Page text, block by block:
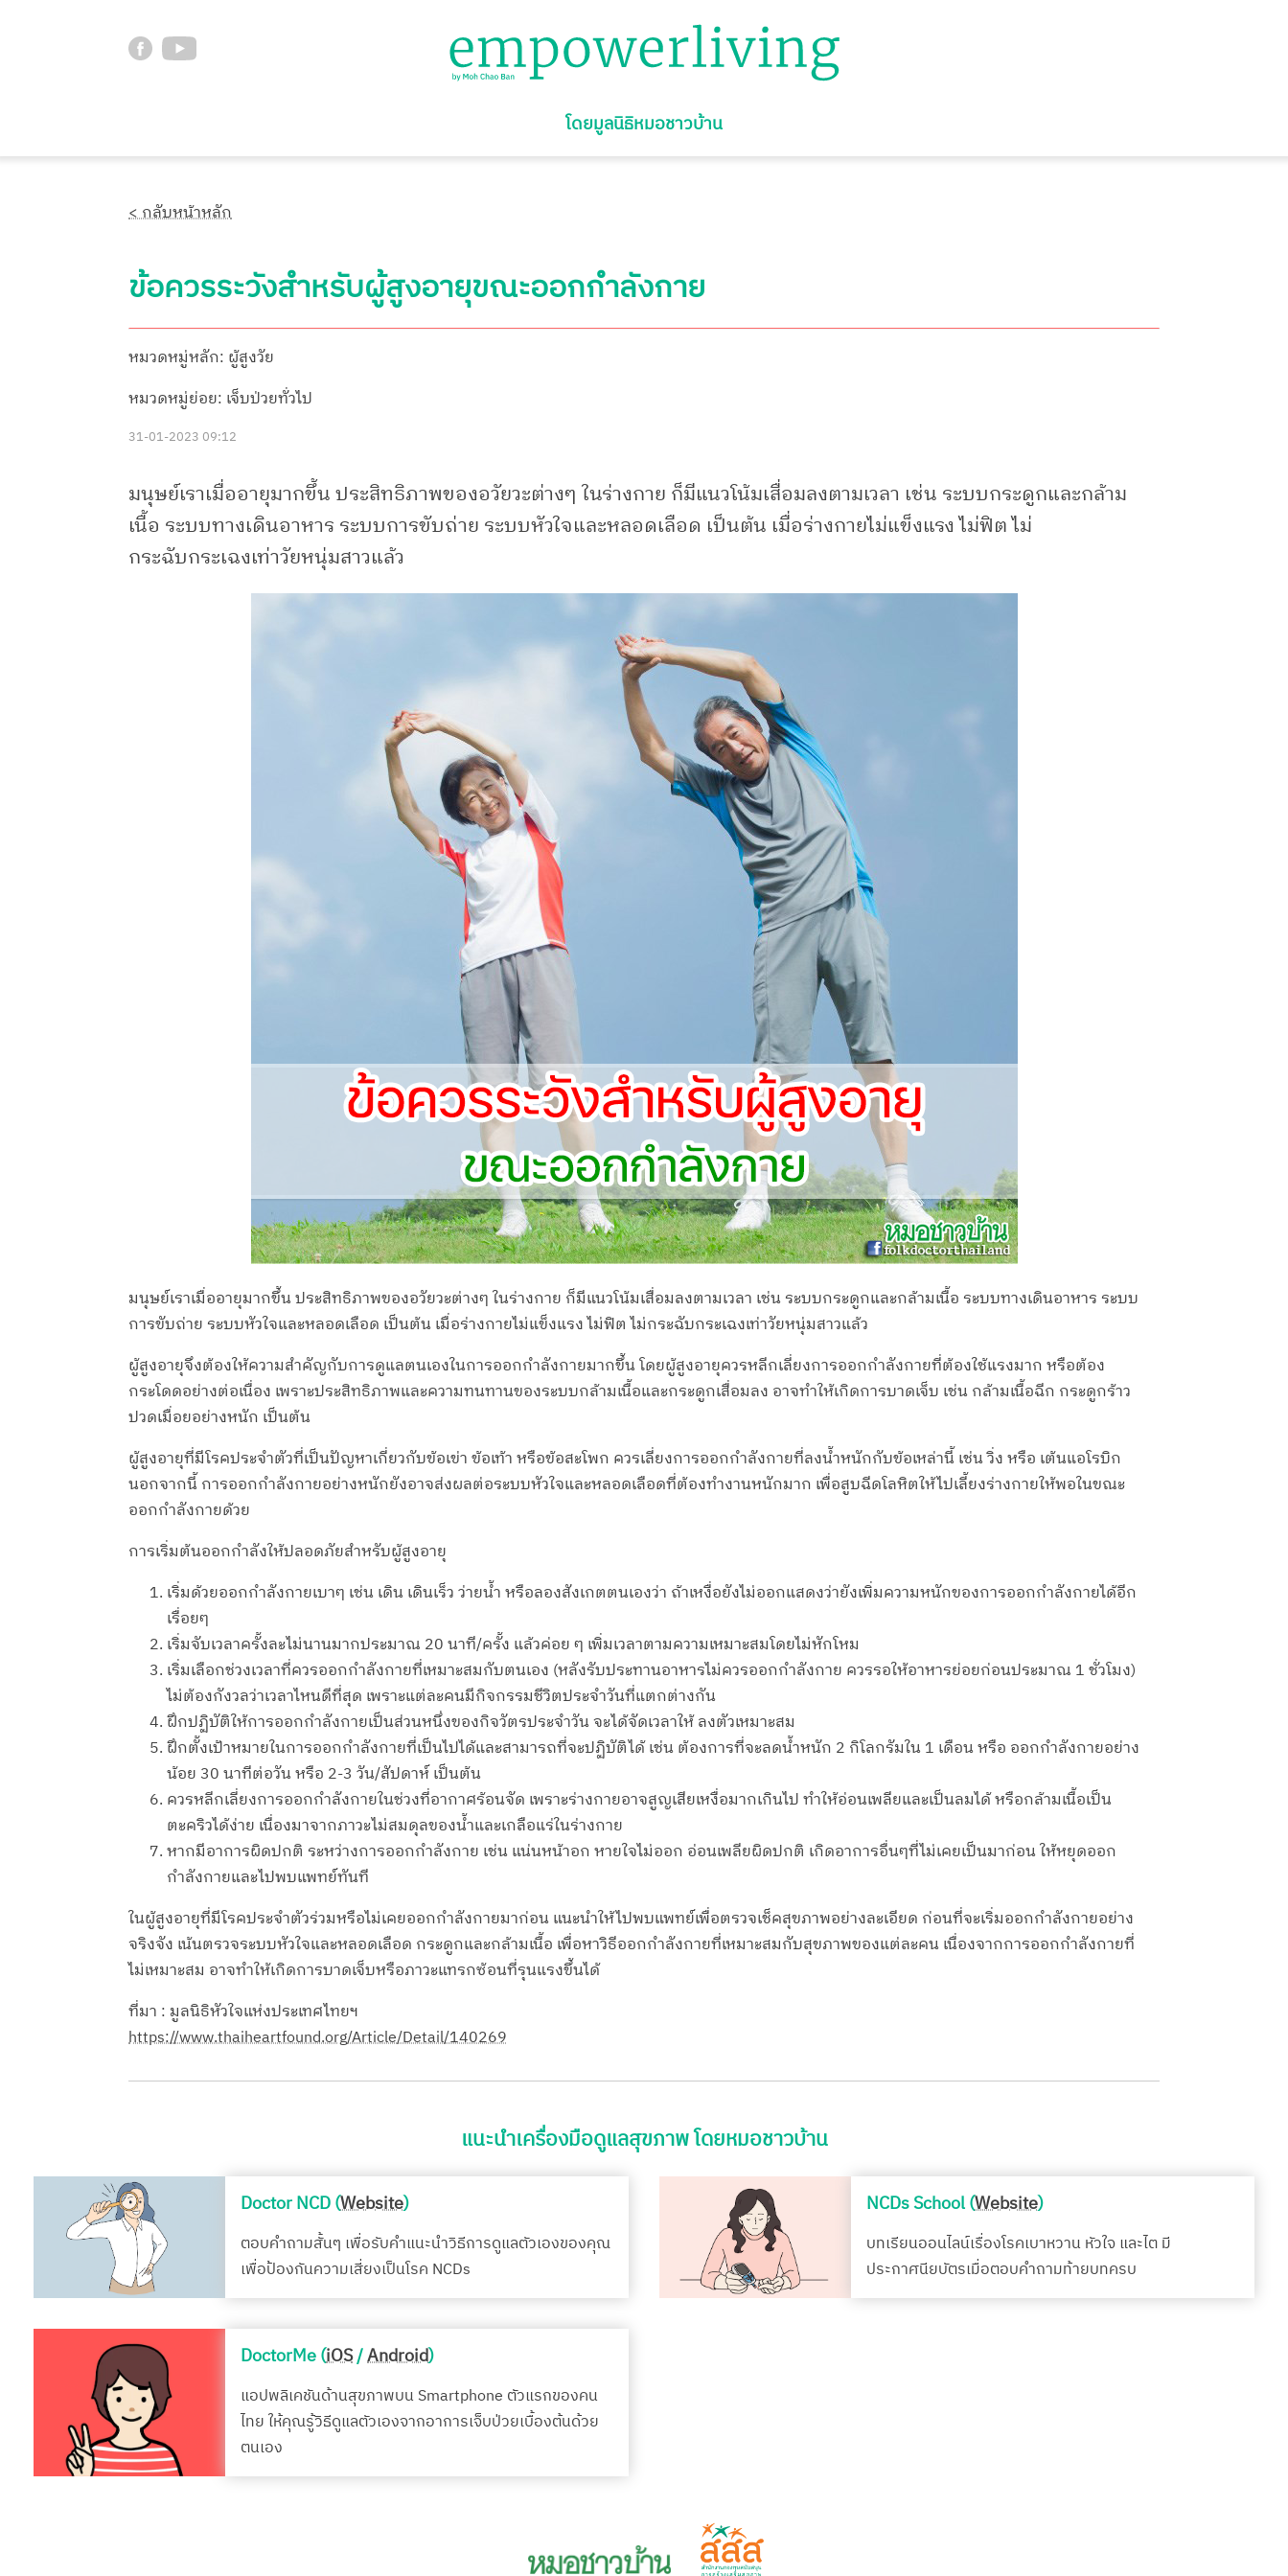
โดยมูลนิธิหมอชาวบ้าน
< กลับหน้าหลัก
ข้อควรระวังสำหรับผู้สูงอายุขณะออกกำลังกาย
หมวดหมู่หลัก: ผู้สูงวัย
หมวดหมู่ย่อย: เจ็บป่วยทั่วไป
31-01-2023 09:12
มนุษย์เราเมื่ออายุมากขึ้น ประสิทธิภาพของอวัยวะต่างๆ ในร่างกาย ก็มีแนวโน้มเสื่อมลงตามเวลา เช่น ระบบกระดูกและกล้าม
เนื้อ ระบบทางเดินอาหาร ระบบการขับถ่าย ระบบหัวใจและหลอดเลือด เป็นต้น เมื่อร่างกายไม่แข็งแรง ไม่ฟิต ไม่
กระฉับกระเฉงเท่าวัยหนุ่มสาวแล้ว
มนุษย์เราเมื่ออายุมากขึ้น ประสิทธิภาพของอวัยวะต่างๆ ในร่างกาย ก็มีแนวโน้มเสื่อมลงตามเวลา เช่น ระบบกระดูกและกล้ามเนื้อ ระบบทางเดินอาหาร ระบบ
การขับถ่าย ระบบหัวใจและหลอดเลือด เป็นต้น เมื่อร่างกายไม่แข็งแรง ไม่ฟิต ไม่กระฉับกระเฉงเท่าวัยหนุ่มสาวแล้ว
ผู้สูงอายุจึงต้องให้ความสำคัญกับการดูแลตนเองในการออกกำลังกายมากขึ้น โดยผู้สูงอายุควรหลีกเลี่ยงการออกกำลังกายที่ต้องใช้แรงมาก หรือต้อง
กระโดดอย่างต่อเนื่อง เพราะประสิทธิภาพและความทนทานของระบบกล้ามเนื้อและกระดูกเสื่อมลง อาจทำให้เกิดการบาดเจ็บ เช่น กล้ามเนื้อฉีก กระดูกร้าว
ปวดเมื่อยอย่างหนัก เป็นต้น
ผู้สูงอายุที่มีโรคประจำตัวที่เป็นปัญหาเกี่ยวกับข้อเข่า ข้อเท้า หรือข้อสะโพก ควรเลี่ยงการออกกำลังกายที่ลงน้ำหนักกับข้อเหล่านี้ เช่น วิ่ง หรือ เต้นแอโรบิก
นอกจากนี้ การออกกำลังกายอย่างหนักยังอาจส่งผลต่อระบบหัวใจและหลอดเลือดที่ต้องทำงานหนักมาก เพื่อสูบฉีดโลหิตให้ไปเลี้ยงร่างกายให้พอในขณะ
ออกกำลังกายด้วย
การเริ่มต้นออกกำลังให้ปลอดภัยสำหรับผู้สูงอายุ
เริ่มด้วยออกกำลังกายเบาๆ เช่น เดิน เดินเร็ว ว่ายน้ำ หรือลองสังเกตตนเองว่า ถ้าเหงื่อยังไม่ออกแสดงว่ายังเพิ่มความหนักของการออกกำลังกายได้อีก
เรื่อยๆ
เริ่มจับเวลาครั้งละไม่นานมากประมาณ 20 นาที/ครั้ง แล้วค่อย ๆ เพิ่มเวลาตามความเหมาะสมโดยไม่หักโหม
เริ่มเลือกช่วงเวลาที่ควรออกกำลังกายที่เหมาะสมกับตนเอง (หลังรับประทานอาหารไม่ควรออกกำลังกาย ควรรอให้อาหารย่อยก่อนประมาณ 1 ชั่วโมง)
ไม่ต้องกังวลว่าเวลาไหนดีที่สุด เพราะแต่ละคนมีกิจกรรมชีวิตประจำวันที่แตกต่างกัน
ฝึกปฏิบัติให้การออกกำลังกายเป็นส่วนหนึ่งของกิจวัตรประจำวัน จะได้จัดเวลาให้ ลงตัวเหมาะสม
ฝึกตั้งเป้าหมายในการออกกำลังกายที่เป็นไปได้และสามารถที่จะปฏิบัติได้ เช่น ต้องการที่จะลดน้ำหนัก 2 กิโลกรัมใน 1 เดือน หรือ ออกกำลังกายอย่าง
น้อย 30 นาทีต่อวัน หรือ 2-3 วัน/สัปดาห์ เป็นต้น
ควรหลีกเลี่ยงการออกกำลังกายในช่วงที่อากาศร้อนจัด เพราะร่างกายอาจสูญเสียเหงื่อมากเกินไป ทำให้อ่อนเพลียและเป็นลมได้ หรือกล้ามเนื้อเป็น
ตะคริวได้ง่าย เนื่องมาจากภาวะไม่สมดุลของน้ำและเกลือแร่ในร่างกาย
หากมีอาการผิดปกติ ระหว่างการออกกำลังกาย เช่น แน่นหน้าอก หายใจไม่ออก อ่อนเพลียผิดปกติ เกิดอาการอื่นๆที่ไม่เคยเป็นมาก่อน ให้หยุดออก
กำลังกายและไปพบแพทย์ทันที
ในผู้สูงอายุที่มีโรคประจำตัวร่วมหรือไม่เคยออกกำลังกายมาก่อน แนะนำให้ไปพบแพทย์เพื่อตรวจเช็คสุขภาพอย่างละเอียด ก่อนที่จะเริ่มออกกำลังกายอย่าง
จริงจัง เน้นตรวจระบบหัวใจและหลอดเลือด กระดูกและกล้ามเนื้อ เพื่อหาวิธีออกกำลังกายที่เหมาะสมกับสุขภาพของแต่ละคน เนื่องจากการออกกำลังกายที่
ไม่เหมาะสม อาจทำให้เกิดการบาดเจ็บหรือภาวะแทรกซ้อนที่รุนแรงขึ้นได้
ที่มา : มูลนิธิหัวใจแห่งประเทศไทยฯ
https://www.thaiheartfound.org/Article/Detail/140269
แนะนำเครื่องมือดูแลสุขภาพ โดยหมอชาวบ้าน
Doctor NCD (Website)
ตอบคำถามสั้นๆ เพื่อรับคำแนะนำวิธีการดูแลตัวเองของคุณ
เพื่อป้องกันความเสี่ยงเป็นโรค NCDs
NCDs School (Website)
บทเรียนออนไลน์เรื่องโรคเบาหวาน หัวใจ และไต มี
ประกาศนียบัตรเมื่อตอบคำถามท้ายบทครบ
DoctorMe (iOS/Android)
แอปพลิเคชันด้านสุขภาพบน Smartphone ตัวแรกของคน
ไทย ให้คุณรู้วิธีดูแลตัวเองจากอาการเจ็บป่วยเบื้องต้นด้วย
ตนเอง